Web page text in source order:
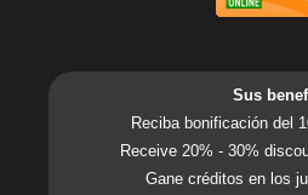
Sus
Reciba bonificación del
Receive 20% - 30%
Gane créditos en los